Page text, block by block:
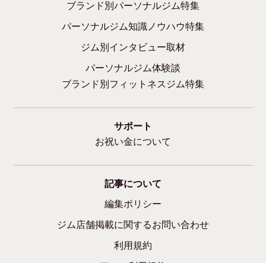
ブランド別パーソナルジム特集
パーソナルジム知識ノウハウ特集
ジム別インタビュー取材
パーソナルジム体験談
ブランド別フィットネスジム特集
サポート
お祝い金について
記事について
編集ポリシー
ジム店舗掲載に関するお問い合わせ
利用規約